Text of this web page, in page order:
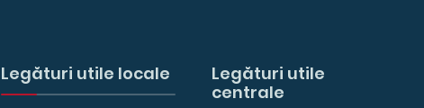
Legături utile locale
Legături utile
centrale